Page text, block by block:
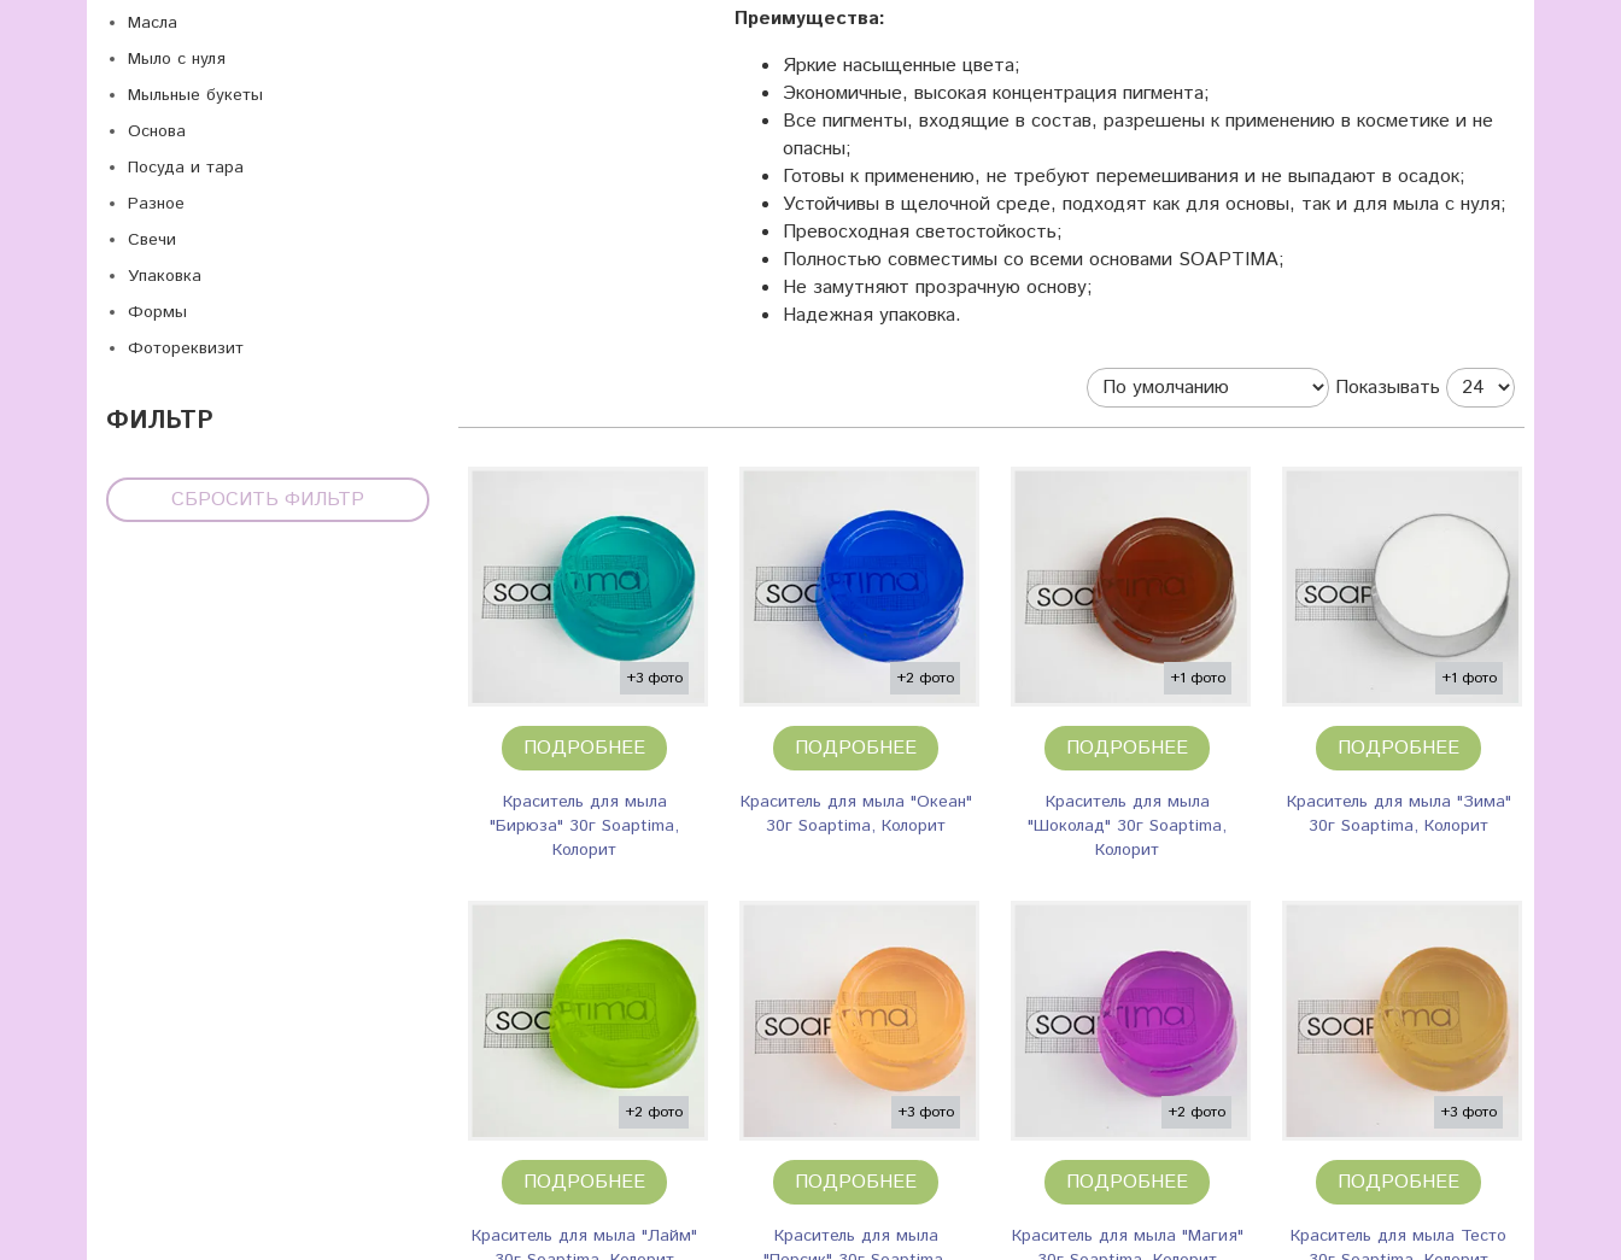
Масла
Мыло с нуля
Мыльные букеты
Основа
Посуда и тара
Разное
Свечи
Упаковка
Формы
Фотореквизит
ФИЛЬТР
СБРОСИТЬ ФИЛЬТР
Преимущества:
Яркие насыщенные цвета;
Экономичные, высокая концентрация пигмента;
Все пигменты, входящие в состав, разрешены к применению в косметике и не
опасны;
Готовы к применению, не требуют перемешивания и не выпадают в осадок;
Устойчивы в щелочной среде, подходят как для основы, так и для мыла с нуля;
Превосходная светостойкость;
Полностью совместимы со всеми основами SOAPTIMA;
Не замутняют прозрачную основу;
Надежная упаковка.
Показывать
+3 фото
ПОДРОБНЕЕ
Краситель для мыла
"Бирюза" 30г Soaptima,
Колорит
+2 фото
ПОДРОБНЕЕ
Краситель для мыла "Океан"
30г Soaptima, Колорит
+1 фото
ПОДРОБНЕЕ
Краситель для мыла
"Шоколад" 30г Soaptima,
Колорит
+1 фото
ПОДРОБНЕЕ
Краситель для мыла "Зима"
30г Soaptima, Колорит
+2 фото
ПОДРОБНЕЕ
Краситель для мыла "Лайм"
+3 фото
ПОДРОБНЕЕ
Краситель для мыла
+2 фото
ПОДРОБНЕЕ
Краситель для мыла "Магия"
+3 фото
ПОДРОБНЕЕ
Краситель для мыла Тесто